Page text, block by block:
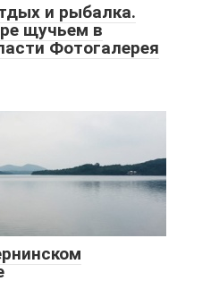
и рыбалка.
щучьем в
Фотогалерея